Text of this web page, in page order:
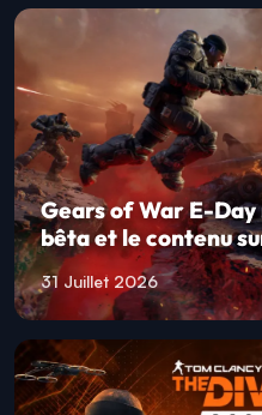
Gears of War E-Day
bêta et le contenu
31 Juillet 2026